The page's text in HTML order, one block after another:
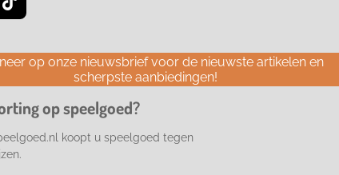
T
i
T
o
k
op onze nieuwsbrief voor de nieuwste artikelen en
scherpste aanbiedingen!
op speelgoed?
koopt u speelgoed tegen